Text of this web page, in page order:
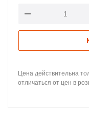
Цена действительна
отличаться от цен в